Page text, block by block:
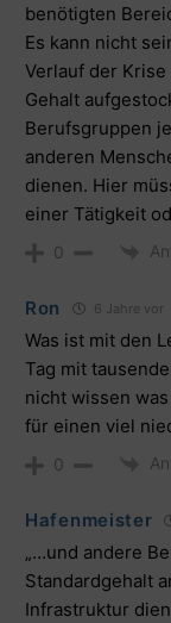
benötigten
Es kann nicht
Verlauf der
Gehalt
Berufsgruppen
anderen
dienen. Hier
einer Tätigkeit
0
Ron 6 Jahre vor
Was ist mit den
Tag mit
nicht wissen
für einen viel
0
Hafenmeister
„…und andere
Standardgehalt
Infrastruktur